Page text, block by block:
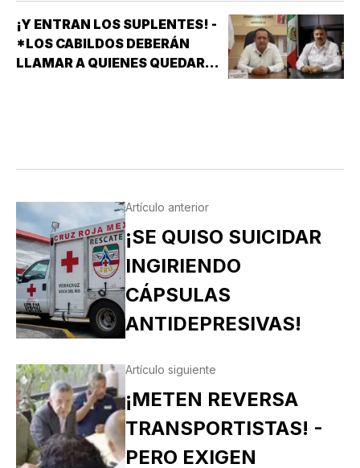
¡Y ENTRAN LOS SUPLENTES! -
*LOS CABILDOS DEBERÁN
LLAMAR A QUIENES QUEDARON
Artículo anterior
¡SE QUISO SUICIDAR
INGIRIENDO
CÁPSULAS
ANTIDEPRESIVAS!
Artículo siguiente
¡METEN REVERSA
TRANSPORTISTAS! -
PERO EXIGEN